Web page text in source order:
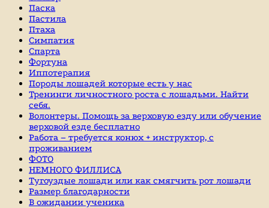
Паска
Пастила
Птаха
Симпатия
Спарта
Фортуна
Иппотерапия
Породы лошадей которые есть у нас
Тренинги личностного роста с лошадьми. Найти
себя.
Волонтеры. Помощь за верховую езду или обучение
верховой езде бесплатно
Работа – требуется конюх + инструктор, с
проживанием
ФОТО
НЕМНОГО ФИЛЛИСА
Тугоуздые лошади или как смягчить рот лошади
Размер благодарности
В ожидании ученика